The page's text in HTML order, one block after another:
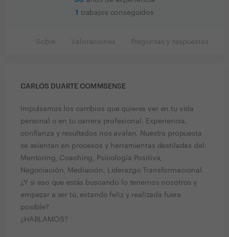
1 trabajos conseguidos
Sobre Valoraciones Preguntas y respuestas
CARLOS DUARTE COMMSENSE
Impulsamos los cambios que quieres ver en tu vida
personal o en tu carrera profesional. Experiencia,
confianza y resultados nos avalan. Nuestra propuesta
se asientan en procesos y herramientas destiladas del:
Mentoring, Coaching, Psicología Positiva,
Negociación, Mediación, Liderazgo Transformacional.
¿Y si eso que estás buscando lo tenemos nosotros y
empezar a ser tú, estando feliz y realizada fuera
posible?
¿HABLAMOS?